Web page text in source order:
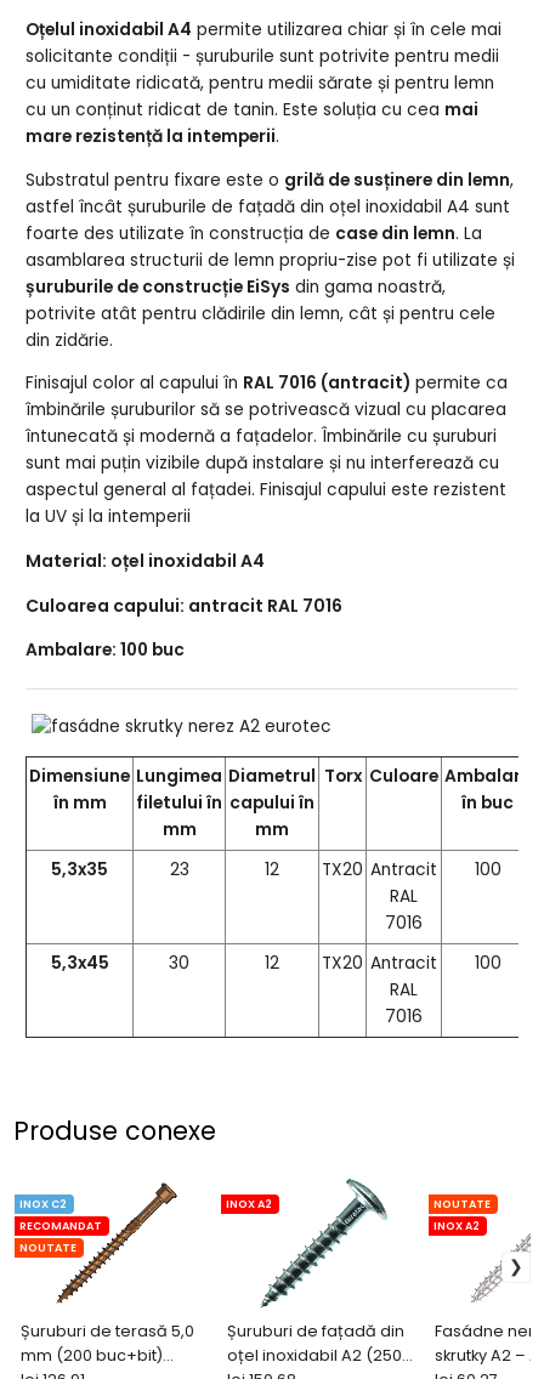
Oțelul inoxidabil A4 permite utilizarea chiar și în cele mai
solicitante condiții - șuruburile sunt potrivite pentru medii
cu umiditate ridicată, pentru medii sărate și pentru lemn
cu un conținut ridicat de tanin. Este soluția cu cea mai
mare rezistență la intemperii.
Substratul pentru fixare este o grilă de susținere din lemn,
astfel încât șuruburile de fațadă din oțel inoxidabil A4 sunt
foarte des utilizate în construcția de case din lemn. La
asamblarea structurii de lemn propriu-zise pot fi utilizate și
șuruburile de construcție EiSys din gama noastră,
potrivite atât pentru clădirile din lemn, cât și pentru cele
din zidărie.
Finisajul color al capului în RAL 7016 (antracit) permite ca
îmbinările șuruburilor să se potrivească vizual cu placarea
întunecată și modernă a fațadelor. Îmbinările cu șuruburi
sunt mai puțin vizibile după instalare și nu interferează cu
aspectul general al fațadei. Finisajul capului este rezistent
la UV și la intemperii
Material: oțel inoxidabil A4
Culoarea capului: antracit RAL 7016
Ambalare: 100 buc
Dimensiune
în mm
Lungimea
filetului în
mm
Diametrul
capului în
mm
Torx Culoare Ambalare
în buc
5,3x35 23 12 TX20 Antracit
RAL
7016
100
5,3x45 30 12 TX20 Antracit
RAL
7016
100
Produse conexe
Șuruburi de terasă 5,0
mm (200 buc+bit)
INOX C2
RECOMANDAT
NOUTATE
Șuruburi de fațadă din
oțel inoxidabil A2 (250
INOX A2
Fasádne
skrutky A2 –
NOUTATE
INOX A2